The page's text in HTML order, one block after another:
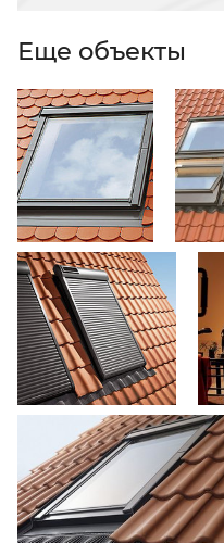
Еще объекты